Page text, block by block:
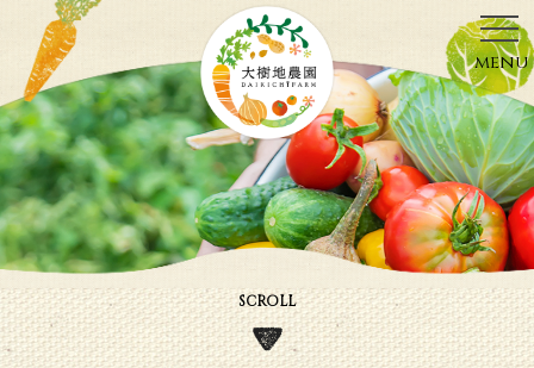
menu
SCROLL